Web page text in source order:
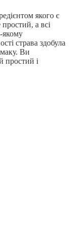
якого є
а всі
якому
страва здобула
Ви
простий і